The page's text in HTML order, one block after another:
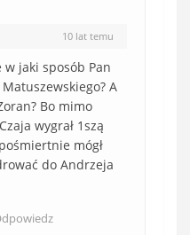
10 lat temu
jaki sposób Pan
A
Bo mimo
wygrał 1szą
mógł
do Andrzeja